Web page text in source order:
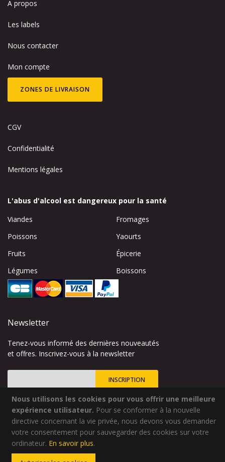
Nous utilisons les cookies pour vous offrir une meilleure
expérience utilisateur. Pour se conformer à la nouvelle
directive concernant la vie privée, nous devons vous demander
votre consentement pour sauvegarder des cookies sur votre
ordinateur. En savoir plus.
A propos
Les labels
Nous contacter
Mon compte
ZONES DE LIVRAISON
CGV
Confidentialité
Mentions légales
L'abus d'alcool est dangereux pour la santé
Viandes
Poissons
Fruits
Légumes
Fromages
Yaourts
Épicerie
Boissons
Newsletter
Tenez-vous informé des dernières nouveautés
et offres. Inscrivez-vous à la newsletter
Inscription
notre
lettre
d’information
INSCRIPTION
Site créé parCodsense